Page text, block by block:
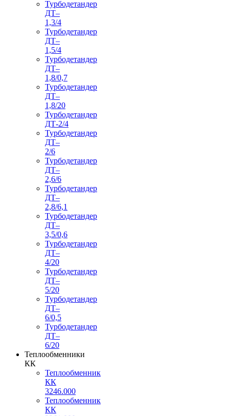
Турбодетандер
ДТ–
1,3/4
Турбодетандер
ДТ–
1,5/4
Турбодетандер
ДТ–
1,8/0,7
Турбодетандер
ДТ–
1,8/20
Турбодетандер
ДТ-2/4
Турбодетандер
ДТ–
2/6
Турбодетандер
ДТ–
2,6/6
Турбодетандер
ДТ–
2,8/6,1
Турбодетандер
ДТ–
3,5/0,6
Турбодетандер
ДТ–
4/20
Турбодетандер
ДТ–
5/20
Турбодетандер
ДТ–
6/0,5
Турбодетандер
ДТ–
6/20
Теплообменники
КК
Теплообменник
КК
3246.000
Теплообменник
КК